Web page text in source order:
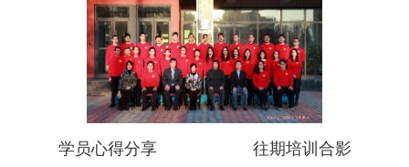
学员心得分享 往期培训合影